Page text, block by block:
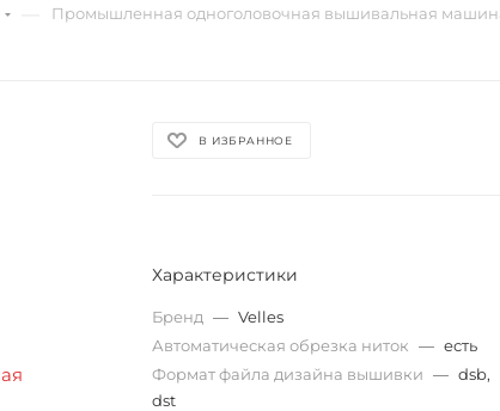
Промышленная одноголовочная вышивальная машина
В ИЗБРАННОЕ
Характеристики
Бренд — Velles
Автоматическая обрезка ниток — есть
Формат файла дизайна вышивки — dsb,
dst